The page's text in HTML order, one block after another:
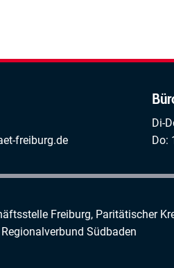
freiburg.de
Di-
Do:
Freiburg, Paritätischer
Regionalverbund Südbaden